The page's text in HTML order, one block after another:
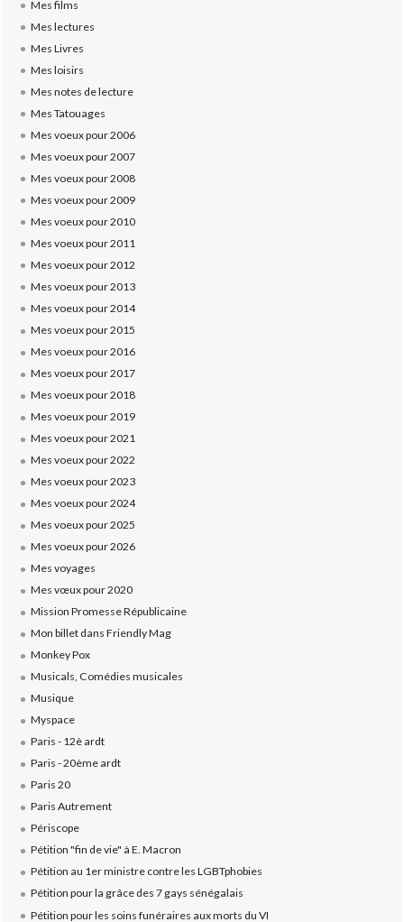
Mes films
Mes lectures
Mes Livres
Mes loisirs
Mes notes de lecture
Mes Tatouages
Mes voeux pour 2006
Mes voeux pour 2007
Mes voeux pour 2008
Mes voeux pour 2009
Mes voeux pour 2010
Mes voeux pour 2011
Mes voeux pour 2012
Mes voeux pour 2013
Mes voeux pour 2014
Mes voeux pour 2015
Mes voeux pour 2016
Mes voeux pour 2017
Mes voeux pour 2018
Mes voeux pour 2019
Mes voeux pour 2021
Mes voeux pour 2022
Mes voeux pour 2023
Mes voeux pour 2024
Mes voeux pour 2025
Mes voeux pour 2026
Mes voyages
Mes vœux pour 2020
Mission Promesse Républicaine
Mon billet dans Friendly Mag
Monkey Pox
Musicals, Comédies musicales
Musique
Myspace
Paris - 12è ardt
Paris - 20ème ardt
Paris 20
Paris Autrement
Périscope
Pétition "fin de vie" à E. Macron
Pétition au 1er ministre contre les LGBTphobies
Pétition pour la grâce des 7 gays sénégalais
Pétition pour les soins funéraires aux morts du VI